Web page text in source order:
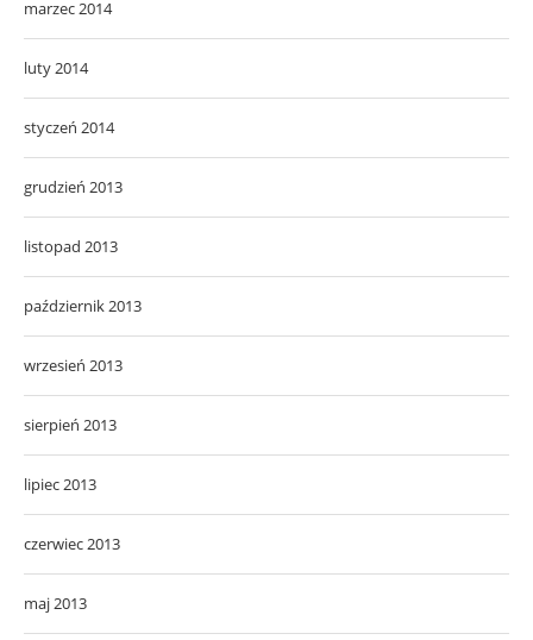
marzec 2014
luty 2014
styczeń 2014
grudzień 2013
listopad 2013
październik 2013
wrzesień 2013
sierpień 2013
lipiec 2013
czerwiec 2013
maj 2013